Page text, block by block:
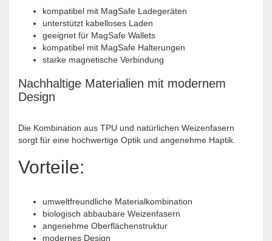
kompatibel mit MagSafe Ladegeräten
unterstützt kabelloses Laden
geeignet für MagSafe Wallets
kompatibel mit MagSafe Halterungen
starke magnetische Verbindung
Nachhaltige Materialien mit modernem
Design
Die Kombination aus TPU und natürlichen Weizenfasern
sorgt für eine hochwertige Optik und angenehme Haptik.
Vorteile:
umweltfreundliche Materialkombination
biologisch abbaubare Weizenfasern
angenehme Oberflächenstruktur
modernes Design